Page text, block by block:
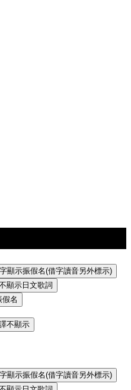
顯示振假名(借字讀音另外標示)
顯示日文歌詞
假名
不顯示
顯示振假名(借字讀音另外標示)